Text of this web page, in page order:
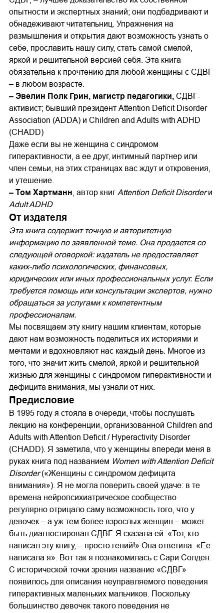
опытности и экспертных знаний; они подбадривают и
обнадеживают читательниц. Упражнения на
размышления и открытия дают возможность узнать о
себе, прославить нашу силу, стать самой смелой,
яркой и решительной версией себя. Эта книга
обязательна к прочтению для любой женщины с СДВГ
– в любом возрасте.
– Эвелин Полк Грин, магистр педагогики, СДВГ-
активист; бывший президент Attention Deﬁcit Disorder
Association (ADDA) и Children and Adults with ADHD
(CHADD)
Даже если вы не женщина с синдромом
гиперактивности, а ее друг, интимный партнер или
член семьи, на этих страницах вас ждут и откровения,
и утешение.
– Том Хартманн , автор книг Attention Deﬁcit Disorderи
Adult ADHD
От издателя
Эта книга содержит точную и авторитетную
информацию по заявленной теме. Она продается со
следующей оговоркой: издатель не предоставляет
каких-либо психологических, финансовых,
юридических или иных профессиональных услуг. Если
требуется помощь или консультации экспертов, нужно
обращаться за услугами к компетентным
профессионалам.
Мы посвящаем эту книгу нашим клиентам, которые
дают нам возможность поделиться их историями и
мечтами и вдохновляют нас каждый день. Многое из
того, что значит жить смелой, яркой и решительной
жизнью для женщины с синдромом гиперактивности и
дефицита внимания, мы узнали от них.
Предисловие
В 1995 году я стояла в очереди, чтобы послушать
лекцию на конференции, организованной Children and
Adults with Attention Deﬁcit / Hyperactivity Disorder
(CHADD). Я заметила, что у женщины впереди меня в
руках книга под названием Women with Attention Deﬁcit
Disorder(«Женщины с синдромом дефицита
внимания»). Я не могла поверить своей удаче: в те
времена нейропсихиатрическое сообщество
регулярно отрицало саму возможность того, что у
девочек – а уж тем более взрослых женщин – может
быть диагностирован СДВГ. Я сказала ей: «Тот, кто
написал эту книгу, – просто гений!» Она ответила: «Ее
написала я». Вот так я познакомилась с Сари Солден.
С исторической точки зрения название «СДВГ»
появилось для описания неуправляемого поведения
гиперактивных маленьких мальчиков. Поскольку
большинство девочек такого поведения не